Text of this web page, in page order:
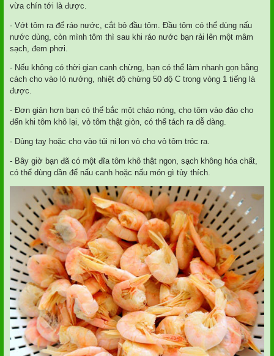
vừa chín tới là được.
- Vớt tôm ra để ráo nước, cắt bỏ đầu tôm. Đầu tôm có thể dùng nấu
nước dùng, còn mình tôm thì sau khi ráo nước bạn rải lên một mâm
sạch, đem phơi.
- Nếu không có thời gian canh chừng, bạn có thể làm nhanh gọn bằng
cách cho vào lò nướng, nhiệt độ chừng 50 độ C trong vòng 1 tiếng là
được.
- Đơn giản hơn bạn có thể bắc một chảo nóng, cho tôm vào đảo cho
đến khi tôm khô lại, vỏ tôm thật giòn, có thể tách ra dễ dàng.
- Dùng tay hoặc cho vào túi ni lon vò cho vỏ tôm tróc ra.
- Bây giờ bạn đã có một đĩa tôm khô thật ngon, sạch không hóa chất,
có thể dùng dần để nấu canh hoặc nấu món gì tùy thích.